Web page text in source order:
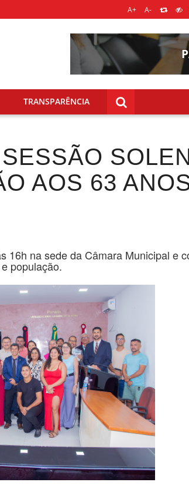
A+ A-
TRANSPARÊNCIA
AOS 63
16h na sede da Câmara Municipal e
população.